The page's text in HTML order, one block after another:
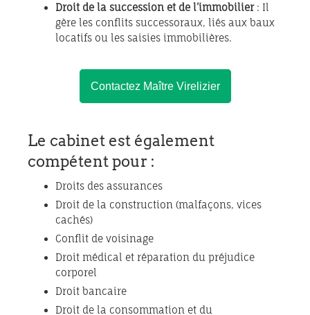
Droit de la succession et de l’immobilier: Il
gère les conflits successoraux, liés aux baux
locatifs ou les saisies immobilières.
Contactez Maître Virelizier
Le cabinet est également
compétent pour :
Droits des assurances
Droit de la construction (malfaçons, vices
cachés)
Conflit de voisinage
Droit médical et réparation du préjudice
corporel
Droit bancaire
Droit de la consommation et du